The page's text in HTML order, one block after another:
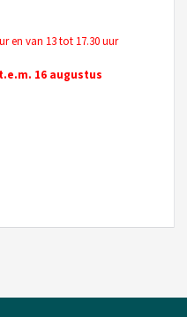
en van 13 tot 17.30 uur
16 augustus